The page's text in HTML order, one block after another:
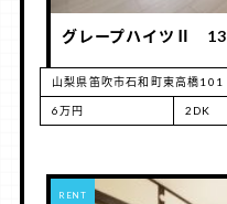
グレープハイツⅡ 13
山梨県笛吹市石和町東高橋101
6万円 2DK
RENT